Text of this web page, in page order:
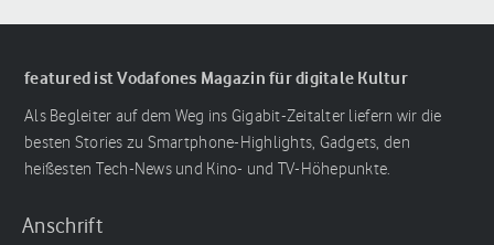
featured ist Vodafones Magazin für digitale Kultur
Als Begleiter auf dem Weg ins Gigabit-Zeitalter liefern wir die
besten Stories zu Smartphone-Highlights, Gadgets, den
heißesten Tech-News und Kino- und TV-Höhepunkte.
Anschrift